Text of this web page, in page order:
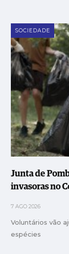
SOCIEDADE
Junta de
invasoras no
7 AGO 2026
Voluntários vão
espécies